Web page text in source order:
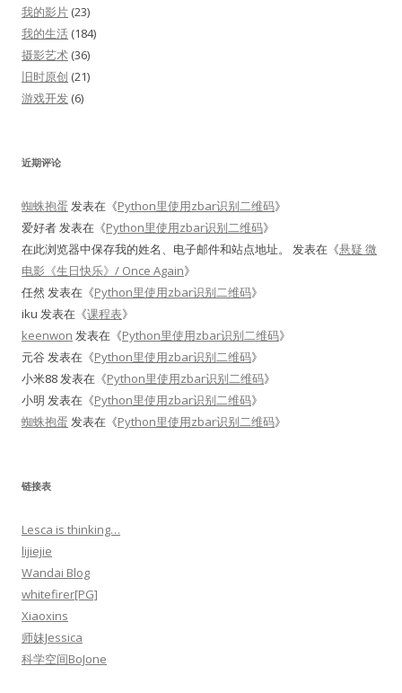
我的影片 (23)
我的生活 (184)
摄影艺术 (36)
旧时原创 (21)
游戏开发 (6)
近期评论
蜘蛛抱蛋 发表在《Python里使用zbar识别二维码》
爱好者发表在《Python里使用zbar识别二维码》
在此浏览器中保存我的姓名、电子邮件和站点地址。
发表在《悬疑 微
电影《生日快乐》/ Once Again》
任然 发表在《Python里使用zbar识别二维码》
iku 发表在《课程表》
keenwon 发表在《Python里使用zbar识别二维码》
元谷发表在《Python里使用zbar识别二维码》
小米88发表在《Python里使用zbar识别二维码》
小明 发表在《Python里使用zbar识别二维码》
蜘蛛抱蛋 发表在《Python里使用zbar识别二维码》
链接表
Lesca is thinking…
lijiejie
Wandai Blog
whitefirer[PG]
Xiaoxins
师妹Jessica
科学空间BoJone